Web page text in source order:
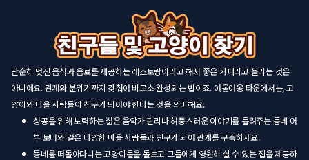
단순히 멋진 음식과 음료를 제공하는 레스토랑이라고 해서 좋은 카페라고 불리는 것은
아니에요. 관계와 분위기까지 갖춰야 비로소 완성되는 법이죠. 야옹야옹 타운에서는, 고
양이와 마을 사람들이 친구가 되어야 한다는 것을 의미해요.
성공을 위해 노력하는 젊은 음악가 핀리나 허풍스러운 이야기를 들려주는 동네 어
부 보너와 같은 다양한 마을 사람들과 친구가 되어 관계를 구축하세요.
동네를 떠돌아다니는 고양이들을 돌보고 그들에게 영원히 살 수 있는 집을 제공하